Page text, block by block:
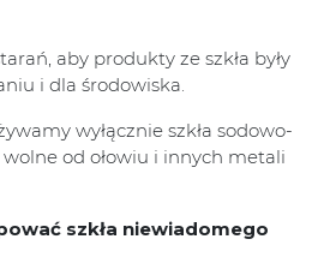
aby produkty ze szkła były
i dla środowiska.
wyłącznie szkła sodowo-
od ołowiu i innych metali
szkła niewiadomego